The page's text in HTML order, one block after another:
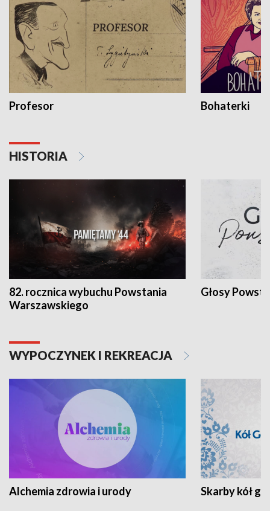
Profesor Bohaterki
HISTORIA
82. rocznica wybuchu Powstania
Warszawskiego
Głosy
WYPOCZYNEK I REKREACJA
Alchemia zdrowia i urody Skarby kół